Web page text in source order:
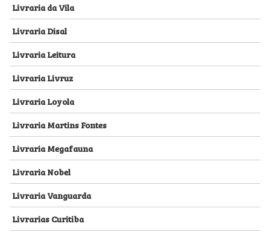
Livraria da Vila
Livraria Disal
Livraria Leitura
Livraria Livruz
Livraria Loyola
Livraria Martins Fontes
Livraria Megafauna
Livraria Nobel
Livraria Vanguarda
Livrarias Curitiba